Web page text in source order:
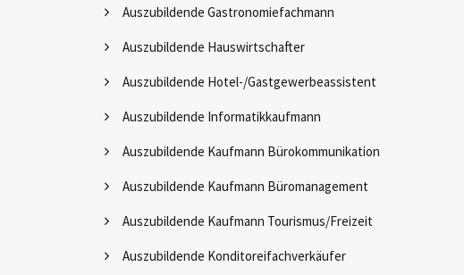
Auszubildende Gastronomiefachmann
Auszubildende Hauswirtschafter
Auszubildende Hotel-/Gastgewerbeassistent
Auszubildende Informatikkaufmann
Auszubildende Kaufmann Bürokommunikation
Auszubildende Kaufmann Büromanagement
Auszubildende Kaufmann Tourismus/Freizeit
Auszubildende Konditoreifachverkäufer